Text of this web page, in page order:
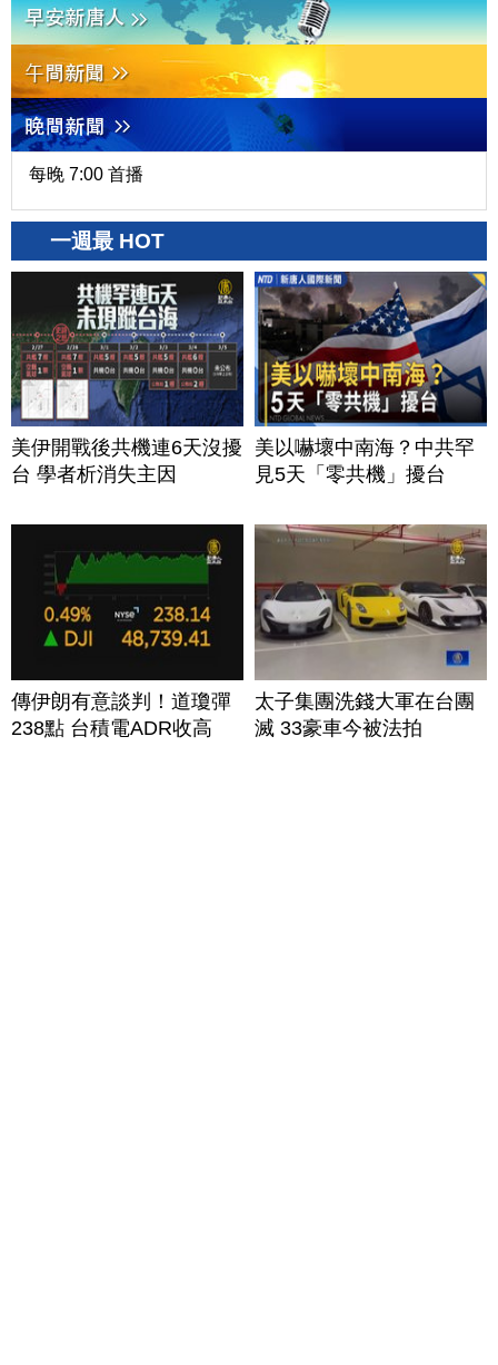
每晚 7:00 首播
一週最 HOT
美伊開戰後共機連6天沒擾
台 學者析消失主因
美以嚇壞中南海？中共罕
見5天「零共機」擾台
傳伊朗有意談判！道瓊彈
238點 台積電ADR收高
太子集團洗錢大軍在台團
滅 33豪車今被法拍